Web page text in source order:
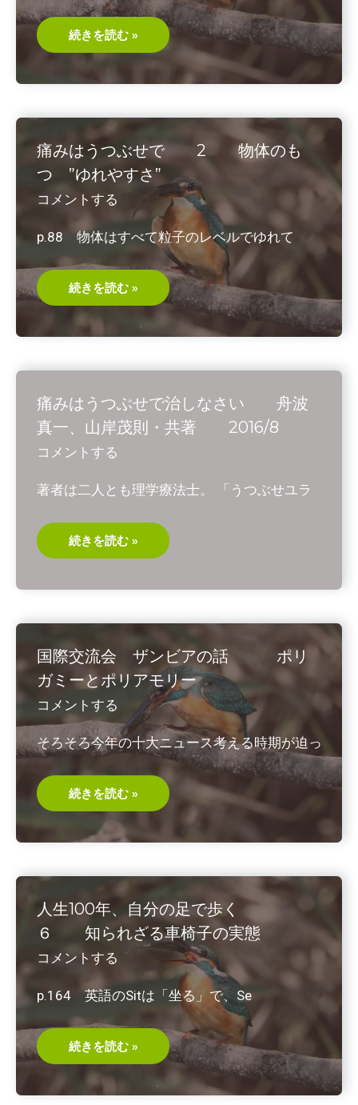
由
美
子・
著
2016/11
痛
み
は
つ
で
お
腹
の
内
腹
続きを読む »
痛みはうつぶせで 2 物体のも
つ ”ゆれやすさ”
コメントする
p.88 物体はすべて粒子のレベルでゆれて
痛
み
は
つ
で
物
体
も
れ
さ”
続きを読む »
痛みはうつぶせで治しなさい 舟波
真一、山岸茂則・共著 2016/8
コメントする
著者は二人とも理学療法士。 「うつぶせユラ
痛
み
は
つ
で
し
な
い
波
真
一、
山
岸
則・
共
著
2016/8
続きを読む »
国際交流会 ザンビアの話 ポリ
ガミーとポリアモリー
コメントする
そろそろ今年の十大ニュース考える時期が迫っ
国
際
交
会
ビ
の
話
ミ
ポ
ア
モ
リ
ー
続きを読む »
人生100年、自分の足で歩く
６ 知られざる車椅子の実態
コメントする
p.164 英語のSitは「坐る」で、Se
人
生
100
自
続きを読む »